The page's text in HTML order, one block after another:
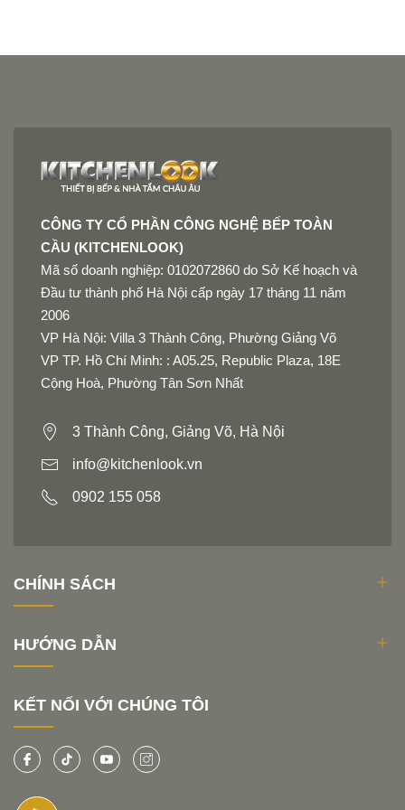
CÔNG TY CỔ PHẦN CÔNG NGHỆ BẾP TOÀN
CẦU (KITCHENLOOK)
Mã số doanh nghiệp: 0102072860 do Sở Kế hoạch và
Đầu tư thành phố Hà Nội cấp ngày 17 tháng 11 năm
2006
VP Hà Nội: Villa 3 Thành Công, Phường Giảng Võ
VP TP. Hồ Chí Minh: : A05.25, Republic Plaza, 18E
Cộng Hoà, Phường Tân Sơn Nhất
3 Thành Công, Giảng Võ, Hà Nội
info@kitchenlook.vn
0902 155 058
CHÍNH SÁCH
HƯỚNG DẪN
KẾT NỐI VỚI CHÚNG TÔI